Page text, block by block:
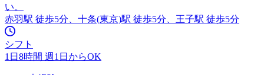
い。
赤羽駅 徒歩5分、十条(東京)駅 徒歩5分、王子駅 徒歩5分
シフト
1日8時間 週1日からOK